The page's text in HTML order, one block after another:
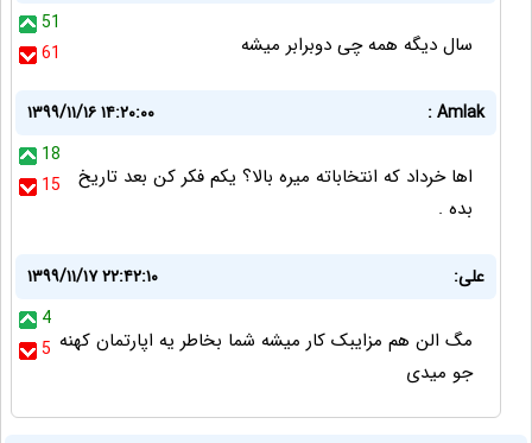
51
61
سال دیگه همه چی دوبرابر میشه
Amlak :
۱۳۹۹/۱۱/۱۶ ۱۴:۲۰:۰۰
18
15
اها خرداد که انتخاباته میره بالا؟ یکم فکر کن بعد تاریخ
بده .
علی:
۱۳۹۹/۱۱/۱۷ ۲۲:۴۲:۱۰
4
5 مگ الن هم مزایبک کار میشه شما بخاطر یه اپارتمان کهنه
جو میدی